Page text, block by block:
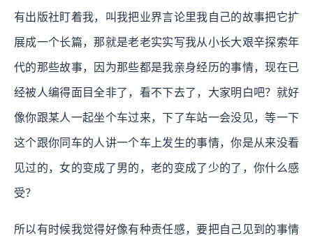
有出版社盯着我，叫我把业界言论里我自己的故事把它扩
展成一个长篇，那就是老老实实写我从小长大艰辛探索年
代的那些故事，因为那些都是我亲身经历的事情，现在已
经被人编得面目全非了，看不下去了，大家明白吧？就好
像你跟某人一起坐个车过来，下了车站一会没见，等一下
这个跟你同车的人讲一个车上发生的事情，你是从来没看
见过的，女的变成了男的，老的变成了少的了，你什么感
受？
所以有时候我觉得好像有种责任感，要把自己见到的事情